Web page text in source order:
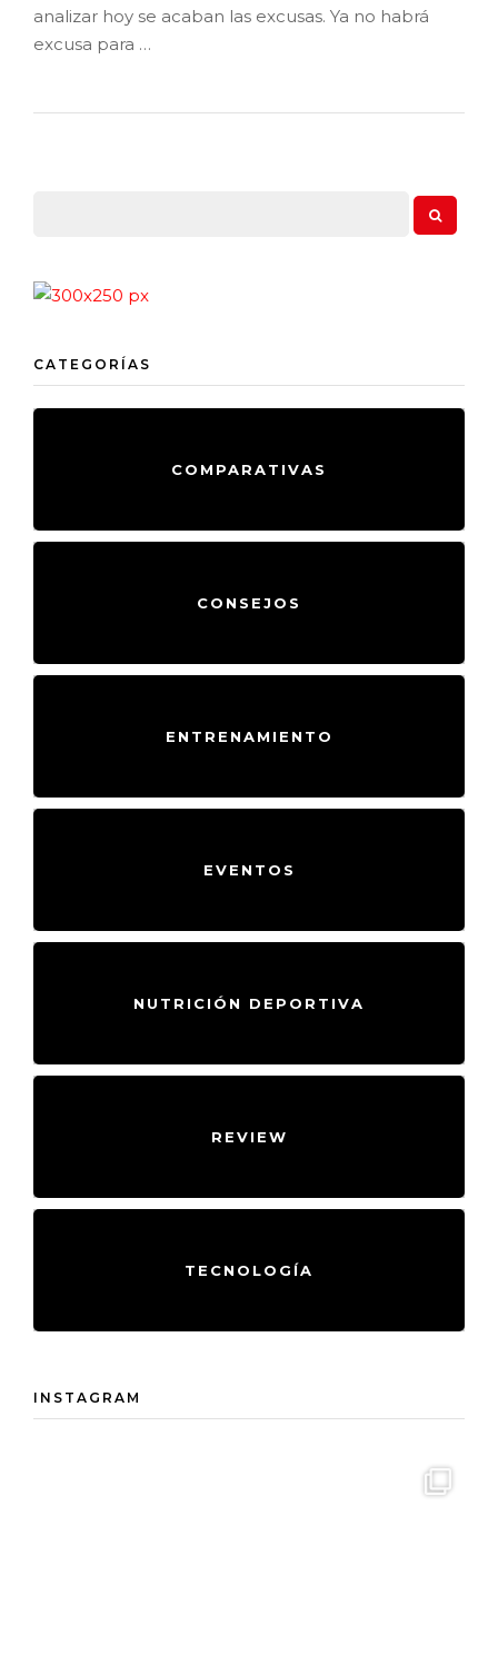
analizar hoy se acaban las excusas. Ya no habrá
excusa para …
CATEGORÍAS
COMPARATIVAS
CONSEJOS
ENTRENAMIENTO
EVENTOS
NUTRICIÓN DEPORTIVA
REVIEW
TECNOLOGÍA
INSTAGRAM